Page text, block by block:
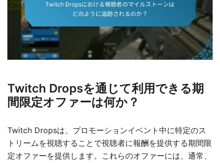
Twitch Dropsを通じて利用できる期
間限定オファーは何か？
Twitch Dropsは、プロモーションイベント中に特定のス
トリームを視聴することで視聴者に報酬を提供する期間限
定オファーを提供します。これらのオファーには、通常、